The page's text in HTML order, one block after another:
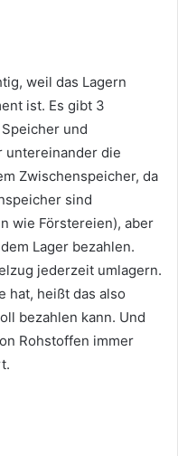
weil das Lagern
ist. Es gibt 3
und
untereinander die
Zwischenspeicher, da
sind
wie Förstereien), aber
Lager bezahlen.
jederzeit umlagern.
hat, heißt das also
bezahlen kann. Und
Rohstoffen immer